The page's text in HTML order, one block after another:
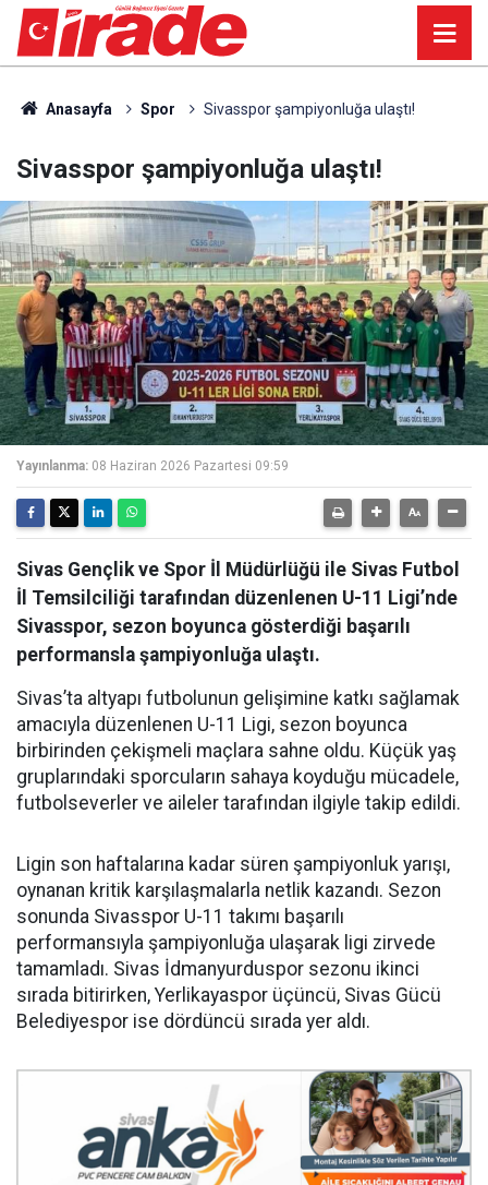
Anasayfa Spor Sivasspor şampiyonluğa ulaştı!
Sivasspor şampiyonluğa ulaştı!
Yayınlanma: 08 Haziran 2026 Pazartesi 09:59
Sivas Gençlik ve Spor İl Müdürlüğü ile Sivas Futbol
İl Temsilciliği tarafından düzenlenen U-11 Ligi’nde
Sivasspor, sezon boyunca gösterdiği başarılı
performansla şampiyonluğa ulaştı.
Sivas’ta altyapı futbolunun gelişimine katkı sağlamak
amacıyla düzenlenen U-11 Ligi, sezon boyunca
birbirinden çekişmeli maçlara sahne oldu. Küçük yaş
gruplarındaki sporcuların sahaya koyduğu mücadele,
futbolseverler ve aileler tarafından ilgiyle takip edildi.
Ligin son haftalarına kadar süren şampiyonluk yarışı,
oynanan kritik karşılaşmalarla netlik kazandı. Sezon
sonunda Sivasspor U-11 takımı başarılı
performansıyla şampiyonluğa ulaşarak ligi zirvede
tamamladı. Sivas İdmanyurduspor sezonu ikinci
sırada bitirirken, Yerlikayaspor üçüncü, Sivas Gücü
Belediyespor ise dördüncü sırada yer aldı.